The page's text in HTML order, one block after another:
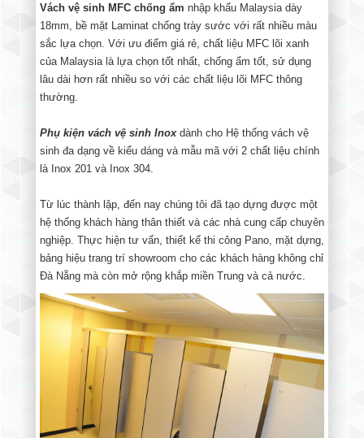
Vách vệ sinh MFC chống ẩm nhập khẩu Malaysia dày
18mm, bề mặt Laminat chống trày sước với rất nhiều màu
sắc lựa chọn. Với ưu điểm giá rẻ, chất liệu MFC lõi xanh
của Malaysia là lựa chọn tốt nhất, chống ẩm tốt, sử dụng
lâu dài hơn rất nhiều so với các chất liệu lõi MFC thông
thường.
Phụ kiện vách vệ sinh Inoxdành cho Hệ thống vách vệ
sinh đa dạng về kiểu dáng và mẫu mã với 2 chất liệu chính
là Inox 201 và Inox 304.
Từ lúc thành lập, đến nay chúng tôi đã tạo dựng được một
hệ thống khách hàng thân thiết và các nhà cung cấp chuyên
nghiệp. Thực hiện tư vấn, thiết kế thi công Pano, mặt dựng,
bảng hiệu trang trí showroom cho các khách hàng không chỉ
Đà Nẵng mà còn mở rộng khắp miền Trung và cả nước.